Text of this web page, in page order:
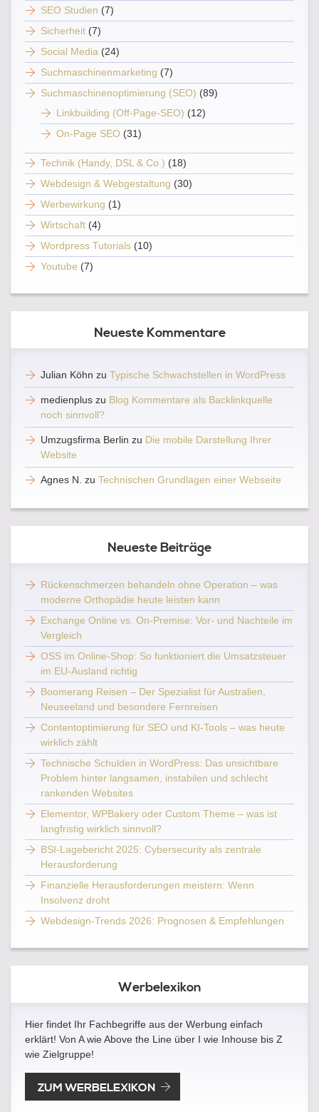
SEO Studien (7)
Sicherheit (7)
Social Media (24)
Suchmaschinenmarketing (7)
Suchmaschinenoptimierung (SEO) (89)
Linkbuilding (Off-Page-SEO) (12)
On-Page SEO (31)
Technik (Handy, DSL & Co.) (18)
Webdesign & Webgestaltung (30)
Werbewirkung (1)
Wirtschaft (4)
Wordpress Tutorials (10)
Youtube (7)
Neueste Kommentare
Julian Köhn zu Typische Schwachstellen in WordPress
medienplus zu Blog Kommentare als Backlinkquelle
noch sinnvoll?
Umzugsfirma Berlin zu Die mobile Darstellung Ihrer
Website
Agnes N. zu Technischen Grundlagen einer Webseite
Neueste Beiträge
Rückenschmerzen behandeln ohne Operation – was
moderne Orthopädie heute leisten kann
Exchange Online vs. On-Premise: Vor- und Nachteile im
Vergleich
OSS im Online-Shop: So funktioniert die Umsatzsteuer
im EU-Ausland richtig
Boomerang Reisen – Der Spezialist für Australien,
Neuseeland und besondere Fernreisen
Contentoptimierung für SEO und KI-Tools – was heute
wirklich zählt
Technische Schulden in WordPress: Das unsichtbare
Problem hinter langsamen, instabilen und schlecht
rankenden Websites
Elementor, WPBakery oder Custom Theme – was ist
langfristig wirklich sinnvoll?
BSI-Lagebericht 2025: Cybersecurity als zentrale
Herausforderung
Finanzielle Herausforderungen meistern: Wenn
Insolvenz droht
Webdesign-Trends 2026: Prognosen & Empfehlungen
Werbelexikon
Hier findet Ihr Fachbegriffe aus der Werbung einfach
erklärt! Von A wie Above the Line über I wie Inhouse bis Z
wie Zielgruppe!
ZUM WERBELEXIKON